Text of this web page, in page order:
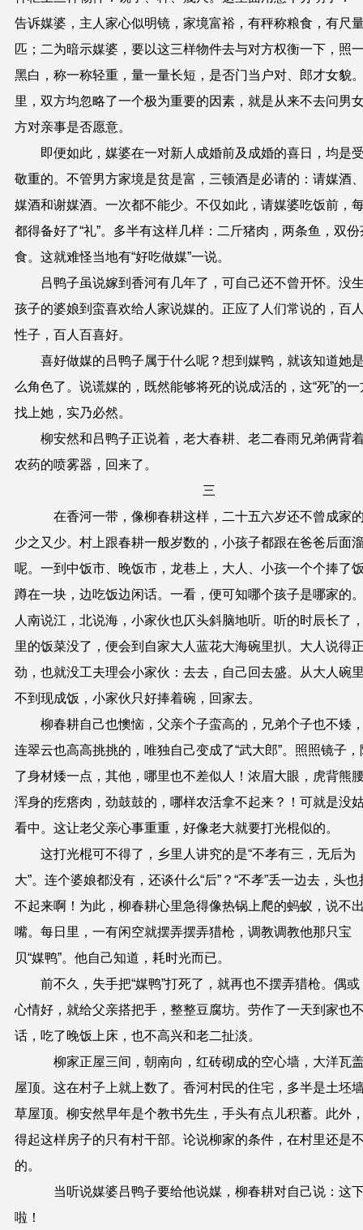
告诉媒婆，主人家心似明镜，家境富裕，有秤称粮食，有尺
匹；二为暗示媒婆，要以这三样物件去与对方权衡一下，照
黑白，称一称轻重，量一量长短，是否门当户对、郎才女貌
里，双方均忽略了一个极为重要的因素，就是从来不去问男
方对亲事是否愿意。
即便如此，媒婆在一对新人成婚前及成婚的喜日，均是
敬重的。不管男方家境是贫是富，三顿酒是必请的：请媒酒
媒酒和谢媒酒。一次都不能少。不仅如此，请媒婆吃饭前，
都得备好了“礼”。多半有这样几样：二斤猪肉，两条鱼，双份
食。这就难怪当地有“好吃做媒”一说。
吕鸭子虽说嫁到香河有几年了，可自己还不曾开怀。没
孩子的婆娘到蛮喜欢给人家说媒的。正应了人们常说的，百
性子，百人百喜好。
喜好做媒的吕鸭子属于什么呢？想到媒鸭，就该知道她
么角色了。说谎媒的，既然能够将死的说成活的，这“死”的一
找上她，实乃必然。
柳安然和吕鸭子正说着，老大春耕、老二春雨兄弟俩背
农药的喷雾器，回来了。
三
在香河一带，像柳春耕这样，二十五六岁还不曾成家
少之又少。村上跟春耕一般岁数的，小孩子都跟在爸爸后面
呢。一到中饭市、晚饭市，龙巷上，大人、小孩一个个捧了
蹲在一块，边吃饭边闲话。一看，便可知哪个孩子是哪家的
人南说江，北说海，小家伙也仄头斜脑地听。听的时辰长了
里的饭菜没了，便会到自家大人蓝花大海碗里扒。大人说得
劲，也就没工夫理会小家伙：去去，自己回去盛。从大人碗
不到现成饭，小家伙只好捧着碗，回家去。
柳春耕自己也懊恼，父亲个子蛮高的，兄弟个子也不矮
连翠云也高高挑挑的，唯独自己变成了“武大郎”。照照镜子，
了身材矮一点，其他，哪里也不差似人！浓眉大眼，虎背熊
浑身的疙瘩肉，劲鼓鼓的，哪样农活拿不起来？！可就是没
看中。这让老父亲心事重重，好像老大就要打光棍似的。
这打光棍可不得了，乡里人讲究的是“不孝有三，无后为
大”。连个婆娘都没有，还谈什么“后”？“不孝”丢一边去，头也
不起来啊！为此，柳春耕心里急得像热锅上爬的蚂蚁，说不
嘴。每日里，一有闲空就摆弄摆弄猎枪，调教调教他那只宝
贝“媒鸭”。他自己知道，耗时光而已。
前不久，失手把“媒鸭”打死了，就再也不摆弄猎枪。偶或
心情好，就给父亲搭把手，整整豆腐坊。劳作了一天到家也
话，吃了晚饭上床，也不高兴和老二扯淡。
柳家正屋三间，朝南向，红砖砌成的空心墙，大洋瓦
屋顶。这在村子上就上数了。香河村民的住宅，多半是土坯
草屋顶。柳安然早年是个教书先生，手头有点儿积蓄。此外
得起这样房子的只有村干部。论说柳家的条件，在村里还是
的。
当听说媒婆吕鸭子要给他说媒，柳春耕对自己说：这
啦！